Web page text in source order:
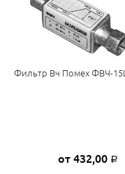
Фильтр Вч Помех ФВЧ-15L
от 432,00 Р